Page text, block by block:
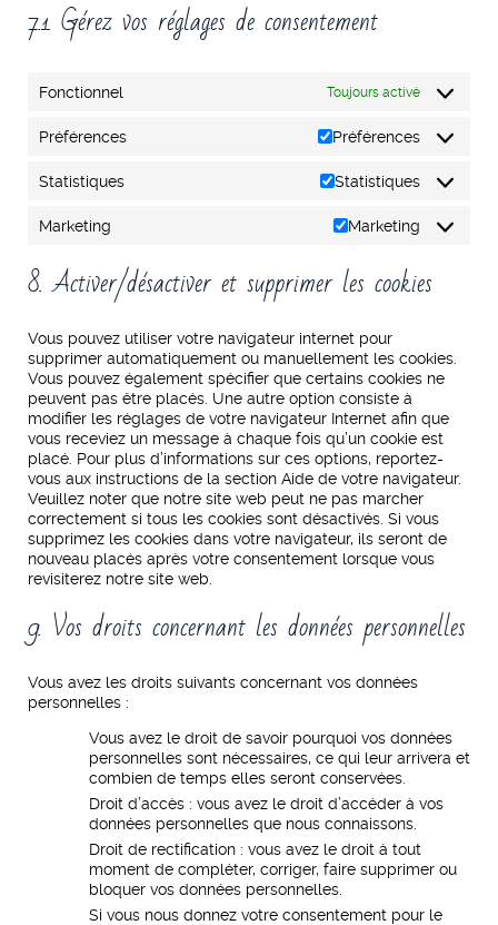
7.1 Gérez vos réglages de consentement
Fonctionnel Toujours activé
Préférences Préférences
Statistiques Statistiques
Marketing Marketing
8. Activer/désactiver et supprimer les cookies
Vous pouvez utiliser votre navigateur internet pour
supprimer automatiquement ou manuellement les cookies.
Vous pouvez également spécifier que certains cookies ne
peuvent pas être placés. Une autre option consiste à
modifier les réglages de votre navigateur Internet afin que
vous receviez un message à chaque fois qu’un cookie est
placé. Pour plus d’informations sur ces options, reportez-
vous aux instructions de la section Aide de votre navigateur.
Veuillez noter que notre site web peut ne pas marcher
correctement si tous les cookies sont désactivés. Si vous
supprimez les cookies dans votre navigateur, ils seront de
nouveau placés après votre consentement lorsque vous
revisiterez notre site web.
9. Vos droits concernant les données personnelles
Vous avez les droits suivants concernant vos données
personnelles :
Vous avez le droit de savoir pourquoi vos données
personnelles sont nécessaires, ce qui leur arrivera et
combien de temps elles seront conservées.
Droit d’accès : vous avez le droit d’accéder à vos
données personnelles que nous connaissons.
Droit de rectification : vous avez le droit à tout
moment de compléter, corriger, faire supprimer ou
bloquer vos données personnelles.
Si vous nous donnez votre consentement pour le